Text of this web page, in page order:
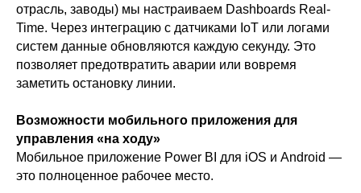
отрасль, заводы) мы настраиваем Dashboards Real-
Time. Через интеграцию с датчиками IoT или логами
систем данные обновляются каждую секунду. Это
позволяет предотвратить аварии или вовремя
заметить остановку линии.
Возможности мобильного приложения для
управления «на ходу»
Мобильное приложение Power BI для iOS и Android —
это полноценное рабочее место.